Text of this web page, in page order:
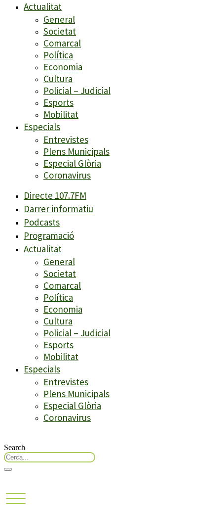
Actualitat
General
Societat
Comarcal
Política
Economia
Cultura
Policial – Judicial
Esports
Mobilitat
Especials
Entrevistes
Plens Municipals
Especial Glòria
Coronavirus
Directe 107.7FM
Darrer informatiu
Podcasts
Programació
Actualitat
General
Societat
Comarcal
Política
Economia
Cultura
Policial – Judicial
Esports
Mobilitat
Especials
Entrevistes
Plens Municipals
Especial Glòria
Coronavirus
Search